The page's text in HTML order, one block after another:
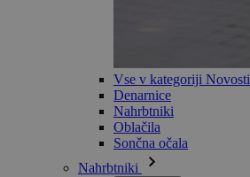
Vse v kategoriji Novosti
Denarnice
Nahrbtniki
Oblačila
Sončna očala
Nahrbtniki